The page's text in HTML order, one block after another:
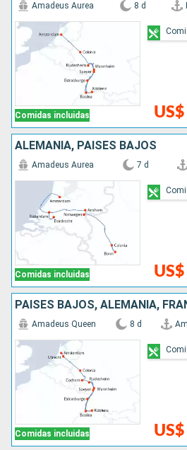
Comidas incluidas
Amadeus Aurea 8 d
ALEMANIA, PAISES BAJOS
Comidas incluidas
Amadeus Aurea 7 d
Comidas incluidas
Amadeus Queen 8 d